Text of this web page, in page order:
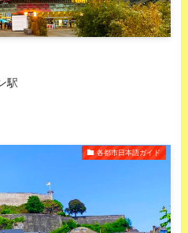
駅
各都市日本語ガイド